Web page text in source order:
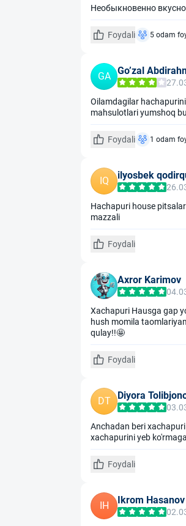
Необыкновенно
Foydali 5 odam
GA Goʼzal
Oilamdagilar
mahsulotlari yumshoq
Foydali 1 odam
IQ ilyosbek
Hachapuri house
mazzali
Foydali
Axror Karimov
Xachapuri Hausga gap
hush momila
qulay!!🤩
Foydali
DT Diyora
Anchadan beri
xachapurini yeb
Foydali
IH Ikrom Hasanov